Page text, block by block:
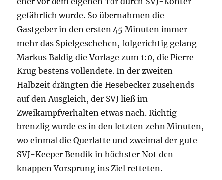
gefährlich wurde. So übernahmen die
Gastgeber in den ersten 45 Minuten immer
mehr das Spielgeschehen, folgerichtig gelang
Markus Baldig die Vorlage zum 1:0, die Pierre
Krug bestens vollendete. In der zweiten
Halbzeit drängten die Hesebecker zusehends
auf den Ausgleich, der SVJ ließ im
Zweikampfverhalten etwas nach. Richtig
brenzlig wurde es in den letzten zehn Minuten,
wo einmal die Querlatte und zweimal der gute
SVJ-Keeper Bendik in höchster Not den
knappen Vorsprung ins Ziel retteten.